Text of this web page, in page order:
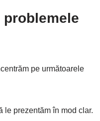
pe următoarele
le prezentăm în mod clar.